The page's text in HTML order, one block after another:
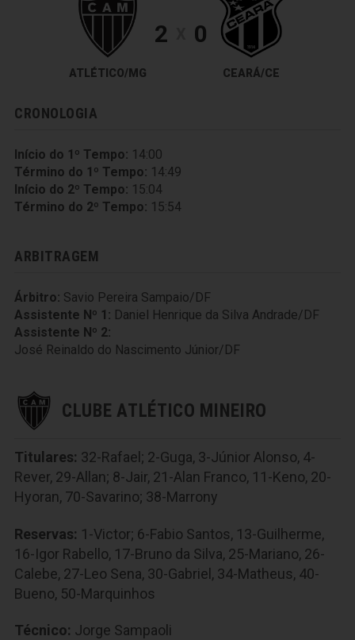
ATLÉTICO/MG
2 0
CEARÁ/CE
CRONOLOGIA
Início do 1º Tempo: 14:00
Término do 1º Tempo: 14:49
Início do 2º Tempo: 15:04
Término do 2º Tempo: 15:54
ARBITRAGEM
Árbitro: Savio Pereira Sampaio/DF
Assistente Nº 1: Daniel Henrique da Silva Andrade/DF
Assistente Nº 2:
José Reinaldo do Nascimento Júnior/DF
CLUBE ATLÉTICO MINEIRO
Titulares: 32-Rafael; 2-Guga, 3-Júnior Alonso, 4-
Rever, 29-Allan; 8-Jair, 21-Alan Franco, 11-Keno, 20-
Hyoran, 70-Savarino; 38-Marrony
Reservas: 1-Victor; 6-Fabio Santos, 13-Guilherme,
16-Igor Rabello, 17-Bruno da Silva, 25-Mariano, 26-
Calebe, 27-Leo Sena, 30-Gabriel, 34-Matheus, 40-
Bueno, 50-Marquinhos
Técnico: Jorge Sampaoli